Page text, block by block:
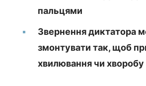
пальцями
Звернення диктатора
змонтувати так, щоб
хвилювання чи хворобу